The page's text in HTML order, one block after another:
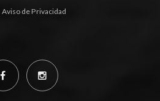
Aviso de Privacidad